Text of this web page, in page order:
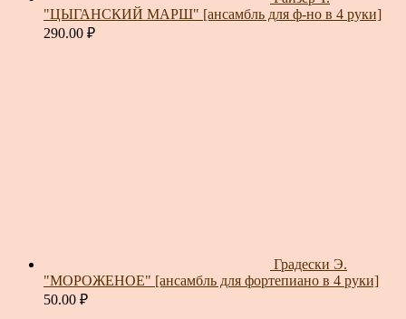
"ЦЫГАНСКИЙ МАРШ" [ансамбль для ф-но в 4 руки]
290.00 ₽
Градески Э.
"МОРОЖЕНОЕ" [ансамбль для фортепиано в 4 руки]
50.00 ₽